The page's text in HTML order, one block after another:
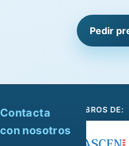
Pedir
Contacta
con nosotros
SOMOS MIEMBROS DE: